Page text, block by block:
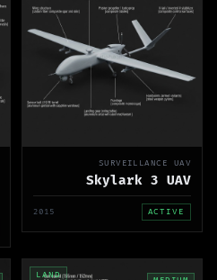
SURVEILLANCE UAV
Skylark 3 UAV
ACTIVE
2015
LAND